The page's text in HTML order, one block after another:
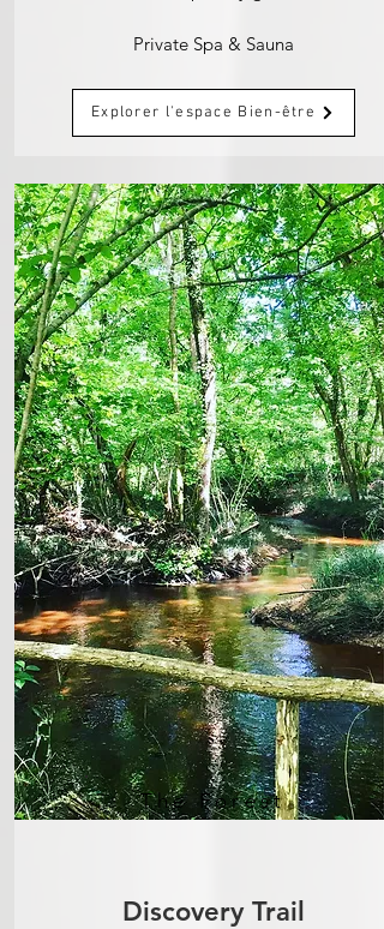
Private Spa & Sauna
Explorer l'espace Bien-être
The Forest
Discovery Trail